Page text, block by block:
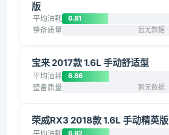
版
平均油耗 6.81
整备质量 暂无数据
宝来 2017款 1.6L 手动舒适型
平均油耗 6.86
整备质量 暂无数据
荣威RX3 2018款 1.6L 手动精英版
6.92